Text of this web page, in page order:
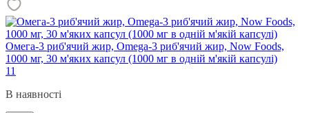
Омега-3 риб'ячий жир, Omega-3 риб'ячий жир, Now Foods,
1000 мг, 30 м'яких капсул (1000 мг в одній м'якій капсулі)
11
В наявності